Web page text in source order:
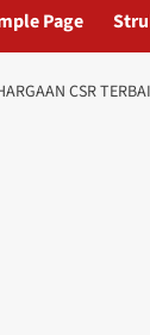
Page
CSR